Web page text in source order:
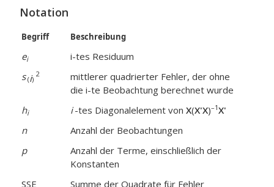
Notation
Begriff Beschreibung
ei
i-tes Residuum
s (i)
2
mittlerer quadrierter Fehler, der ohne
die i-te Beobachtung berechnet wurde
hi i -tes Diagonalelement vonX(X'X)–1X'
n
Anzahl der Beobachtungen
p
Anzahl der Terme, einschließlich der
Konstanten
SSE
Summe der Quadrate für Fehler